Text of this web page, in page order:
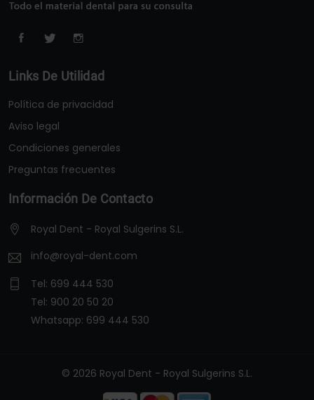
Links De Utilidad
Política de privacidad
Aviso legal
Condiciones generales
Preguntas frecuentes
Información De Contacto
Royal Dent - Royal Sulgerins S.L.
info@royal-dent.com
Tel: 699 444 530
Tel: 900 20 50 20
Whatsapp: 699 444 530
© 2026 Royal Dent - Royal Sulgerins S.L.